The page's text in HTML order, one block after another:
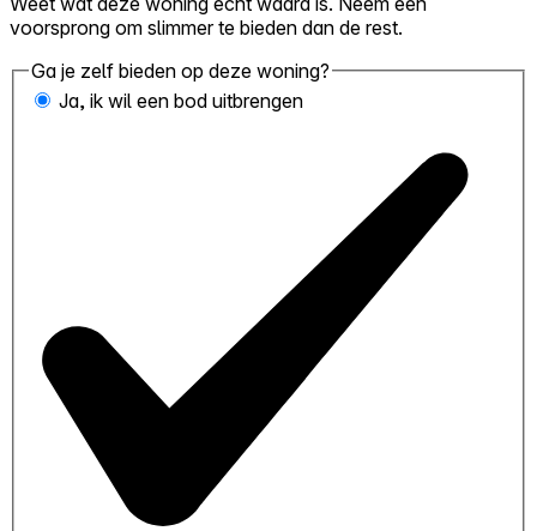
voorsprong om slimmer te bieden dan de rest.
Ga je zelf bieden op deze woning?
Ja, ik wil een bod uitbrengen